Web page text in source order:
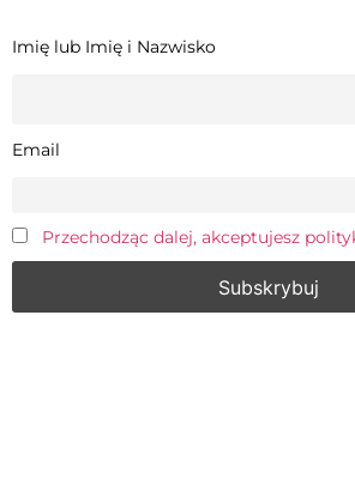
Imię lub Imię i Nazwisko
Email
Przechodząc dalej, akceptujesz